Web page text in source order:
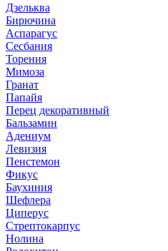
Дзельква
Бирючина
Аспарагус
Сесбания
Торения
Мимоза
Гранат
Папайя
Перец декоративный
Бальзамин
Адениум
Левизия
Пенстемон
Фикус
Баухиния
Шефлера
Циперус
Стрептокарпус
Нолина